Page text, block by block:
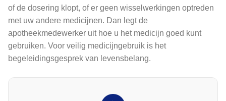
of de dosering klopt, of er geen wisselwerkingen optreden
met uw andere medicijnen. Dan legt de
apotheekmedewerker uit hoe u het medicijn goed kunt
gebruiken. Voor veilig medicijngebruik is het
begeleidingsgesprek van levensbelang.